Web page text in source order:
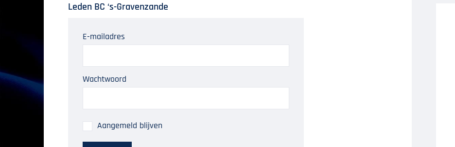
Leden BC ‘s-Gravenzande
E-mailadres
Wachtwoord
Aangemeld blijven